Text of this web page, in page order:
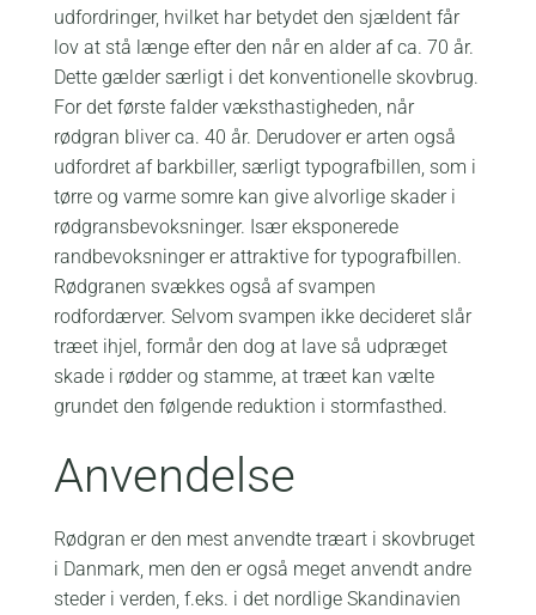
udfordringer, hvilket har betydet den sjældent får
lov at stå længe efter den når en alder af ca. 70 år.
Dette gælder særligt i det konventionelle skovbrug.
For det første falder væksthastigheden, når
rødgran bliver ca. 40 år. Derudover er arten også
udfordret af barkbiller, særligt typografbillen, som i
tørre og varme somre kan give alvorlige skader i
rødgransbevoksninger. Især eksponerede
randbevoksninger er attraktive for typografbillen.
Rødgranen svækkes også af svampen
rodfordærver. Selvom svampen ikke decideret slår
træet ihjel, formår den dog at lave så udpræget
skade i rødder og stamme, at træet kan vælte
grundet den følgende reduktion i stormfasthed.
Anvendelse
Rødgran er den mest anvendte træart i skovbruget
i Danmark, men den er også meget anvendt andre
steder i verden, f.eks. i det nordlige Skandinavien